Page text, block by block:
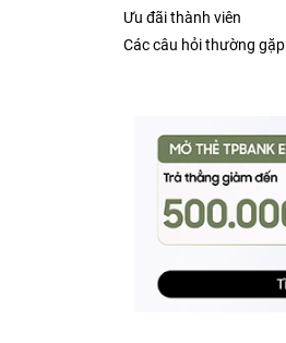
Ưu đãi thành viên
Các câu hỏi thường gặp